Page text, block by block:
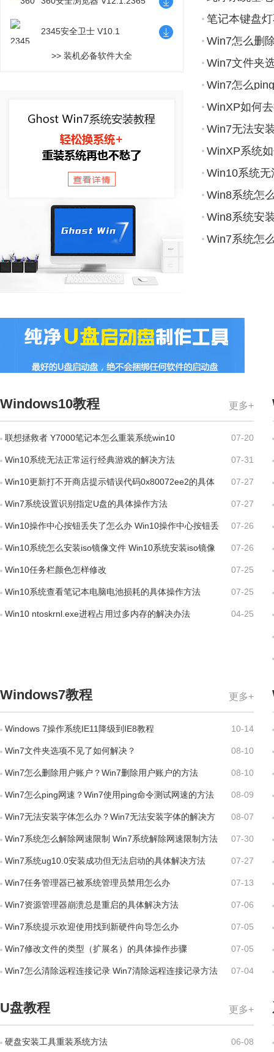
2345安全卫士 V10.1
>> 装机必备软件大全
笔记本键盘
Win7怎么删
Win7文件夹
Win7怎么
WinXP如何
Win7无法安
WinXP系统
Win10系统
Win8系统怎
Win8系统安
Win7系统怎
更多+
Windows10教程
07-20
联想拯救者 Y7000笔记本怎么重装系统win10
07-31
Win10系统无法正常运行经典游戏的解决方法
07-27
Win10更新打不开商店提示错误代码0x80072ee2的具体
07-27
Win7系统设置识别指定U盘的具体操作方法
07-26
Win10操作中心按钮丢失了怎么办 Win10操作中心按钮丢
07-26
Win10系统怎么安装iso镜像文件 Win10系统安装iso镜像
07-25
Win10任务栏颜色怎样修改
07-25
Win10系统查看笔记本电脑电池损耗的具体操作方法
04-25
Win10 ntoskrnl.exe进程占用过多内存的解决办法
更多+
Windows7教程
10-14
Windows 7操作系统IE11降级到IE8教程
08-10
Win7文件夹选项不见了如何解决？
08-10
Win7怎么删除用户账户？Win7删除用户账户的方法
08-09
Win7怎么ping网速？Win7使用ping命令测试网速的方法
08-07
Win7无法安装字体怎么办？Win7无法安装字体的解决方
07-30
Win7系统怎么解除网速限制 Win7系统解除网速限制方法
07-27
Win7系统ug10.0安装成功但无法启动的具体解决方法
07-13
Win7任务管理器已被系统管理员禁用怎么办
07-06
Win7资源管理器崩溃总是重启的具体解决方法
07-05
Win7系统提示欢迎使用找到新硬件向导怎么办
07-05
Win7修改文件的类型（扩展名）的具体操作步骤
07-04
Win7怎么清除远程连接记录 Win7清除远程连接记录方法
更多+
U盘教程
06-08
硬盘安装工具重装系统方法